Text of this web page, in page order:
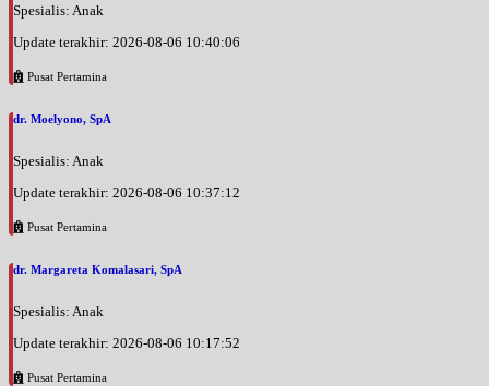
Spesialis: Anak
Update terakhir: 2026-08-06 10:40:06
Pusat Pertamina
dr. Moelyono, SpA
Spesialis: Anak
Update terakhir: 2026-08-06 10:37:12
Pusat Pertamina
dr. Margareta Komalasari, SpA
Spesialis: Anak
Update terakhir: 2026-08-06 10:17:52
Pusat Pertamina